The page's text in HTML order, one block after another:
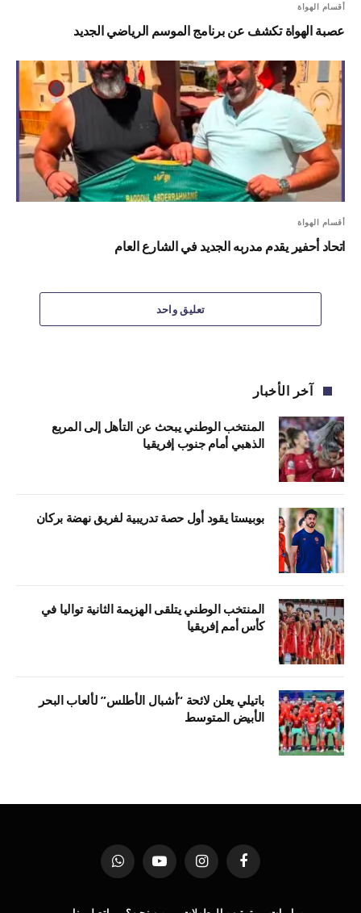
أقسام الهواة
عصبة الهواة تكشف عن برنامج الموسم الرياضي الجديد
أقسام الهواة
اتحاد أحفير يقدم مدربه الجديد في الشارع العام
تعليق واحد
آخر الأخبار
المنتخب الوطني يبحث عن التأهل إلى المربع
الذهبي أمام جنوب إفريقيا
بوبيستا يقود أول حصة تدريبية لفريق نهضة بركان
المنتخب الوطني يتلقى الهزيمة الثانية تواليا في
كأس أمم إفريقيا
باتيلي يعلن لائحة “أشبال الأطلس” لألعاب البحر
الأبيض المتوسط
فيسبوك الانستغراميوتيوب واتساب